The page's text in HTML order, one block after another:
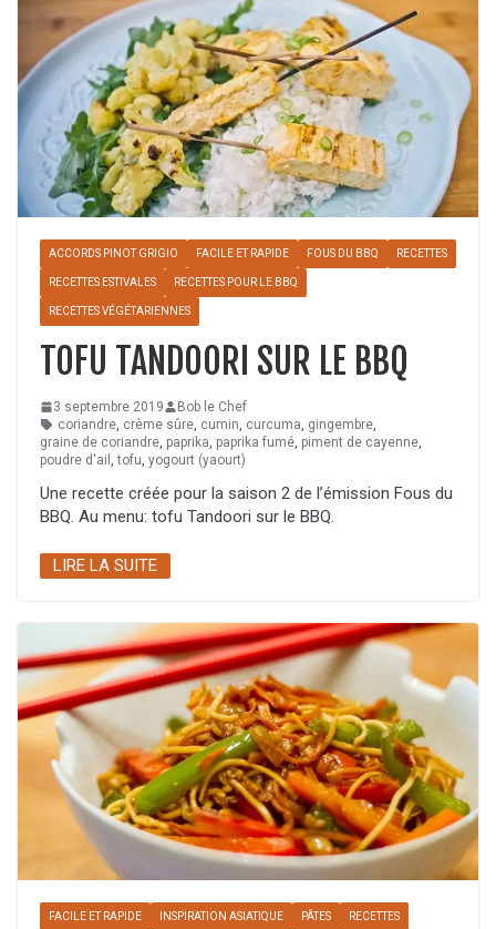
ACCORDS PINOT GRIGIO FACILE ET RAPIDE FOUS DU BBQ RECETTES
RECETTES ESTIVALES RECETTES POUR LE BBQ
RECETTES VÉGÉTARIENNES
TOFU TANDOORI SUR LE BBQ
3 septembre 2019
Bob le Chef
coriandre, crème sûre, cumin, curcuma, gingembre,
graine de coriandre, paprika, paprika fumé, piment de cayenne,
poudre d'ail ,tofu, yogourt (yaourt)
Une recette créée pour la saison 2 de l’émission Fous du
BBQ. Au menu: tofu Tandoori sur le BBQ.
LIRE LA SUITE
FACILE ET RAPIDE INSPIRATION ASIATIQUE PÂTES RECETTES